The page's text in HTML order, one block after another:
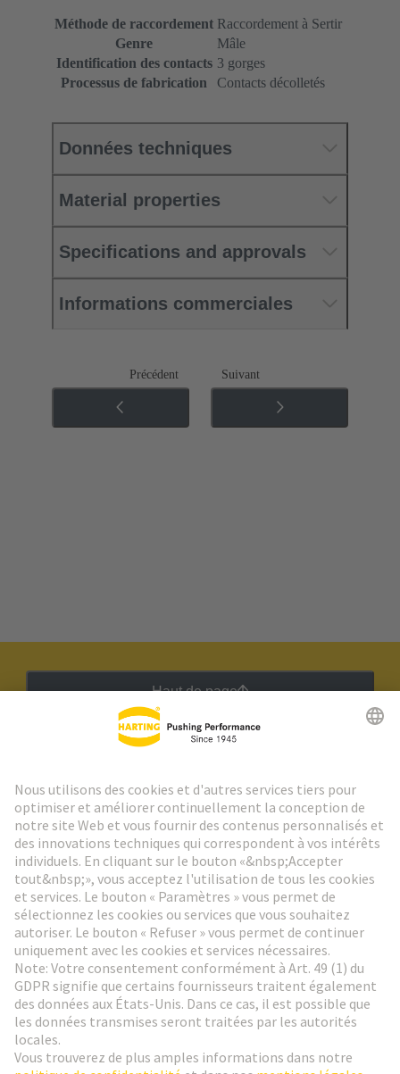
Méthode de raccordement Raccordement à Sertir
Genre
Mâle
Identification des contacts 3 gorges
Processus de fabrication
Contacts décolletés
Données techniques
Material properties
Specifications and approvals
Informations commerciales
Précédent Suivant
Haut de page
Aller à l'inscription
Social Media
France Français